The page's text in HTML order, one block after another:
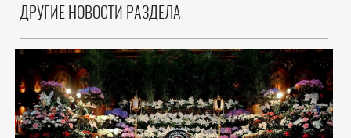
ДРУГИЕ НОВОСТИ РАЗДЕЛА